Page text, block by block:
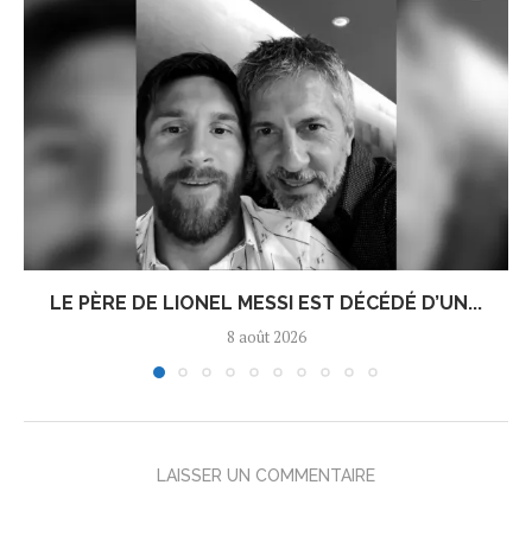
LE PÈRE DE LIONEL MESSI EST DÉCÉDÉ D’UN...
8 août 2026
LAISSER UN COMMENTAIRE